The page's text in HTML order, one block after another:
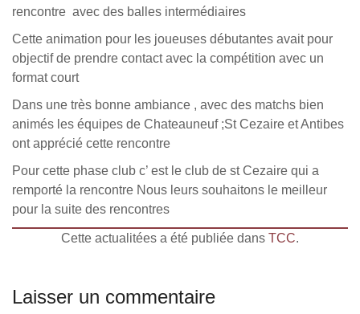
rencontre avec des balles intermédiaires
Cette animation pour les joueuses débutantes avait pour
objectif de prendre contact avec la compétition avec un
format court
Dans une très bonne ambiance , avec des matchs bien
animés les équipes de Chateauneuf ;St Cezaire et Antibes
ont apprécié cette rencontre
Pour cette phase club c’ est le club de st Cezaire qui a
remporté la rencontre Nous leurs souhaitons le meilleur
pour la suite des rencontres
Cette actualitées a été publiée dans TCC.
Laisser un commentaire